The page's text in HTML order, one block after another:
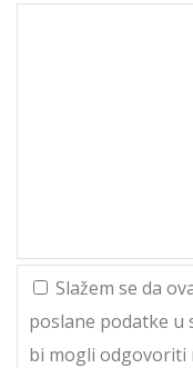
Slažem se da
poslane podatke u
bi mogli odgovoriti